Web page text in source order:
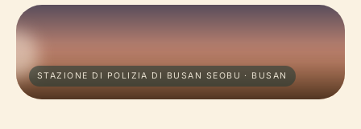
STAZIONE DI POLIZIA DI BUSAN SEOBU · BUSAN